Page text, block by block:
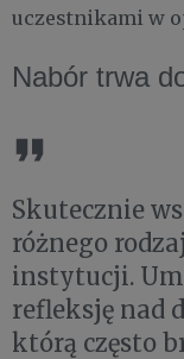
uczestnikami w
Nabór trwa
Skutecznie
różnego
instytucji.
refleksję nad
którą często